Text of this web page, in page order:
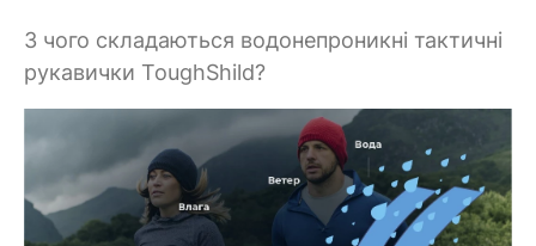
З чого складаються водонепроникні тактичні
рукавички ToughShild?